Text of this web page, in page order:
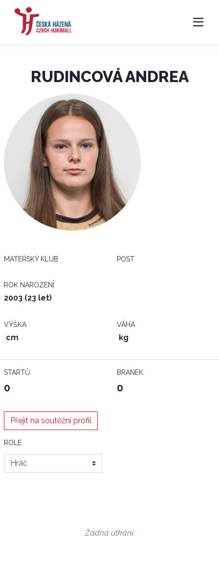
RUDINCOVÁ ANDREA
MATEŘSKÝ KLUB POST
ROK NAROZENÍ
2003 (23 let)
VÝŠKA
cm
VÁHA
kg
STARTŮ
0
BRANEK
0
Přejít na soutěžní profil
ROLE
Žádná utkání.